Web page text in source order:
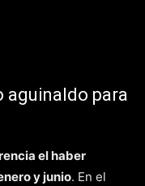
aguinaldo para
el haber
y junio. En el